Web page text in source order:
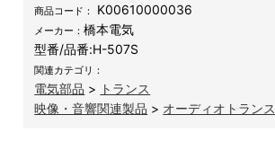
商品コード： K00610000036
メーカー：橋本電気
型番/品番:H-507S
関連カテゴリ：
電気部品 > トランス
映像・音響関連製品 > オーディオトランス